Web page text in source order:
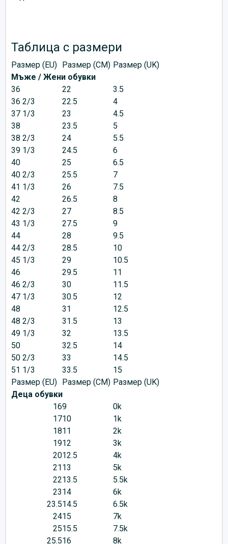
Таблица с размери
Размер (EU) Размер (CM) Размер (UK)
Мъже / Жени обувки
36
22
3.5
36 2/3
22.5
4
37 1/3
23
4.5
38
23.5
5
38 2/3
24
5.5
39 1/3
24.5
6
40
25
6.5
40 2/3
25.5
7
41 1/3
26
7.5
42
26.5
8
42 2/3
27
8.5
43 1/3
27.5
9
44
28
9.5
44 2/3
28.5
10
45 1/3
29
10.5
46
29.5
11
46 2/3
30
11.5
47 1/3
30.5
12
48
31
12.5
48 2/3
31.5
13
49 1/3
32
13.5
50
32.5
14
50 2/3
33
14.5
51 1/3
33.5
15
Размер (EU) Размер (CM) Размер (UK)
Деца обувки
169
0k
1710
1k
1811
2k
1912
3k
2012.5
4k
2113
5k
2213.5
5.5k
2314
6k
23.514.5
6.5k
2415
7k
2515.5
7.5k
25.516
8k